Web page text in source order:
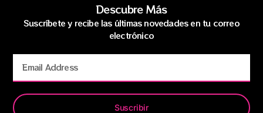
Descubre Más
Suscríbete y recibe las últimas novedades en tu correo
electrónico
Suscribir